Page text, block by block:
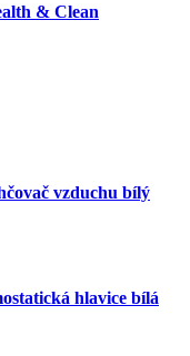
& Clean
vzduchu bílý
hlavice bílá